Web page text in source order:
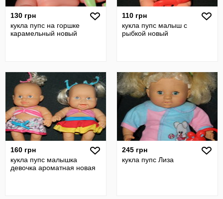
130 грн
кукла пупс на горшке
карамельный новый
110 грн
кукла пупс малыш с
рыбкой новый
160 грн
кукла пупс малышка
девочка ароматная новая
245 грн
кукла пупс Лиза